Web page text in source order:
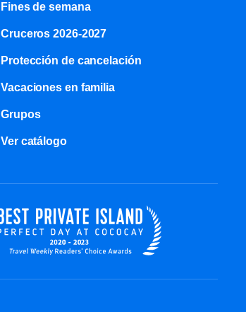
Fines de semana
Cruceros 2026-2027
Protección de cancelación
Vacaciones en familia
Grupos
Ver catálogo